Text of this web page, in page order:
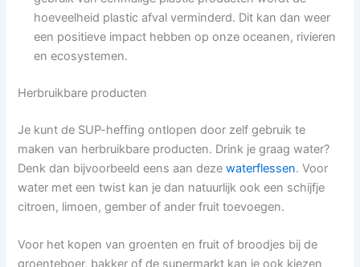
hoeveelheid plastic afval verminderd. Dit kan dan weer
een positieve impact hebben op onze oceanen, rivieren
en ecosystemen.
Herbruikbare producten
Je kunt de SUP-heffing ontlopen door zelf gebruik te
maken van herbruikbare producten. Drink je graag water?
Denk dan bijvoorbeeld eens aan dezewaterflessen. Voor
water met een twist kan je dan natuurlijk ook een schijfje
citroen, limoen, gember of ander fruit toevoegen.
Voor het kopen van groenten en fruit of broodjes bij de
groenteboer, bakker of de supermarkt kan je ook kiezen